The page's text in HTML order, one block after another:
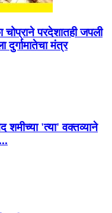
चोप्राने परदेशातही जपली
मंत्र
शमीच्या 'त्या' वक्तव्याने